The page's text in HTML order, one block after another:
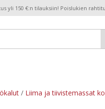
yli 150 €:n tilauksiin! Poislukien
/ Liima ja tiivistemassat